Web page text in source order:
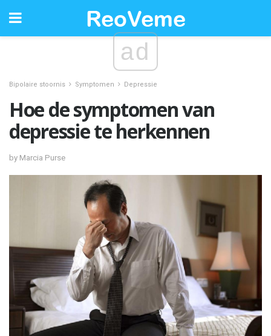
ad
Bipolaire stoornis Symptomen Depressie
Hoe de symptomen van
depressie te herkennen
by Marcia Purse